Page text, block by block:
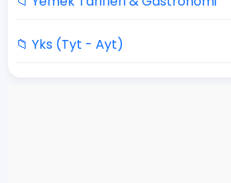
📁 Yks (Tyt - Ayt)